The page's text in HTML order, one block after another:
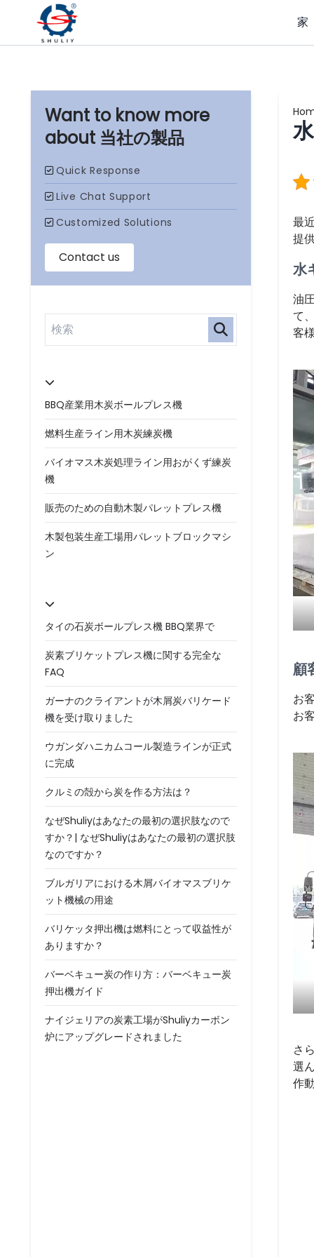
家
当社の製品
BBQ産業用木炭ボールプレス機
燃料生産ライン用木炭練炭機
バイオマス木炭処理ライン用おがくず練炭
機
販売のための自動木製パレットプレス機
木製包装生産工場用パレットブロックマシ
ン
タイの石炭ボールプレス機 BBQ業界で
炭素ブリケットプレス機に関する完全な
FAQ
ガーナのクライアントが木屑炭バリケード
機を受け取りました
ウガンダハニカムコール製造ラインが正式
に完成
クルミの殻から炭を作る方法は？
なぜShuliyはあなたの最初の選択肢なので
すか？| なぜShuliyはあなたの最初の選択肢
なのですか？
ブルガリアにおける木屑バイオマスブリケ
ット機械の用途
バリケッタ押出機は燃料にとって収益性が
ありますか？
バーベキュー炭の作り方：バーベキュー炭
押出機ガイド
ナイジェリアの炭素工場がShuliyカーボン
炉にアップグレードされました
最
提
水
油
て
客
顧
お
お
さ
選
作